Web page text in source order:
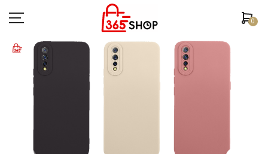
0
ตรวจสอบสถานะคำสั่งซื้อ
ยี่ห้อ/รุ่นมือถือ